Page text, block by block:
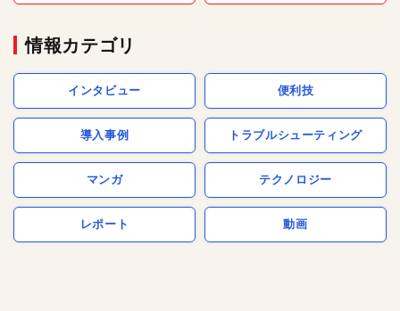
情報カテゴリ
インタビュー 便利技
導入事例 トラブルシューティング
マンガ テクノロジー
レポート 動画